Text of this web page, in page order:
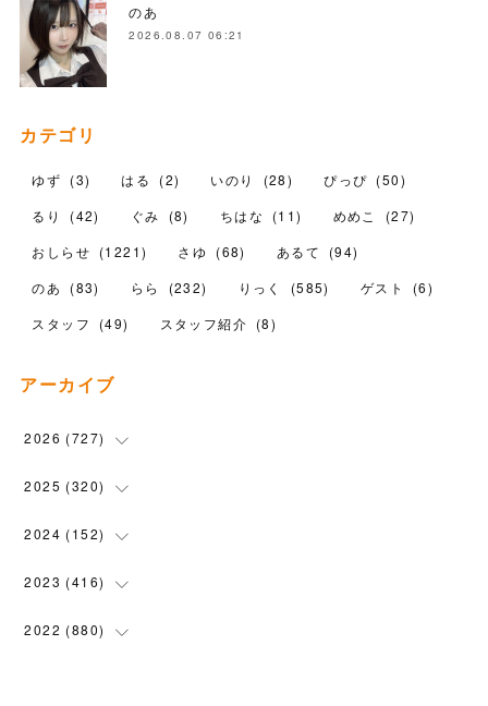
のあ
2026.08.07 06:21
カテゴリ
ゆず (3) はる (2) いのり (28) ぴっぴ (50)
るり
(42) ぐみ (8) ちはな (11) めめこ (27)
おしらせ (1221) さゆ (68) あるて (94)
のあ
(83) らら (232) りっく (585) ゲスト (6)
スタッフ
(49) スタッフ紹介 (8)
アーカイブ
2026 (727)
(18)
(104
( 110
( 119
2025 (320)
(90)
( 100
(72)
2024 (152)
(5 )
(5)
2023 (416)
(28)
2022 (880)